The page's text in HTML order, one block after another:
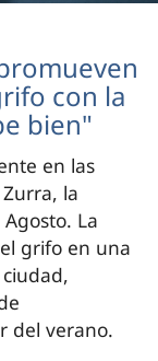
con la
bien"
en las
la
La
grifo en una
del verano.